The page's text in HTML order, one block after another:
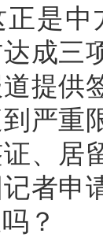
正是
成三
提供
严重
、居
者申
？